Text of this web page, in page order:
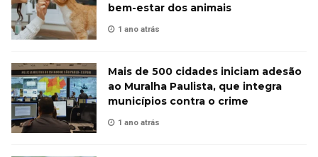
bem-estar dos animais
1 ano atrás
Mais de 500 cidades iniciam adesão
ao Muralha Paulista, que integra
municípios contra o crime
1 ano atrás